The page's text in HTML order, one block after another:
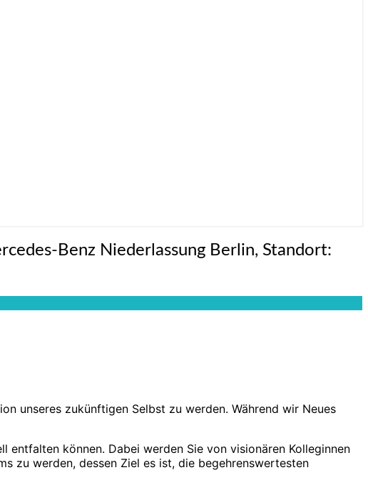
Benz Niederlassung Berlin, Standort:
unseres zukünftigen Selbst zu werden. Während wir Neues
entfalten können. Dabei werden Sie von visionären Kolleginnen
zu werden, dessen Ziel es ist, die begehrenswertesten